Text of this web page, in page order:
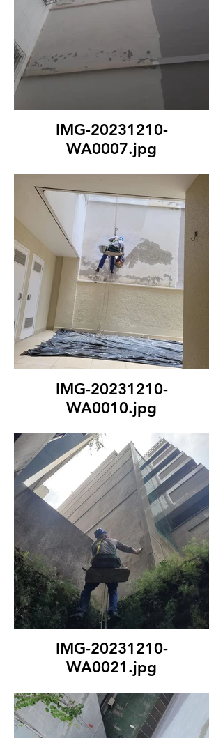
IMG-20231210-
WA0007.jpg
IMG-20231210-
WA0010.jpg
IMG-20231210-
WA0021.jpg